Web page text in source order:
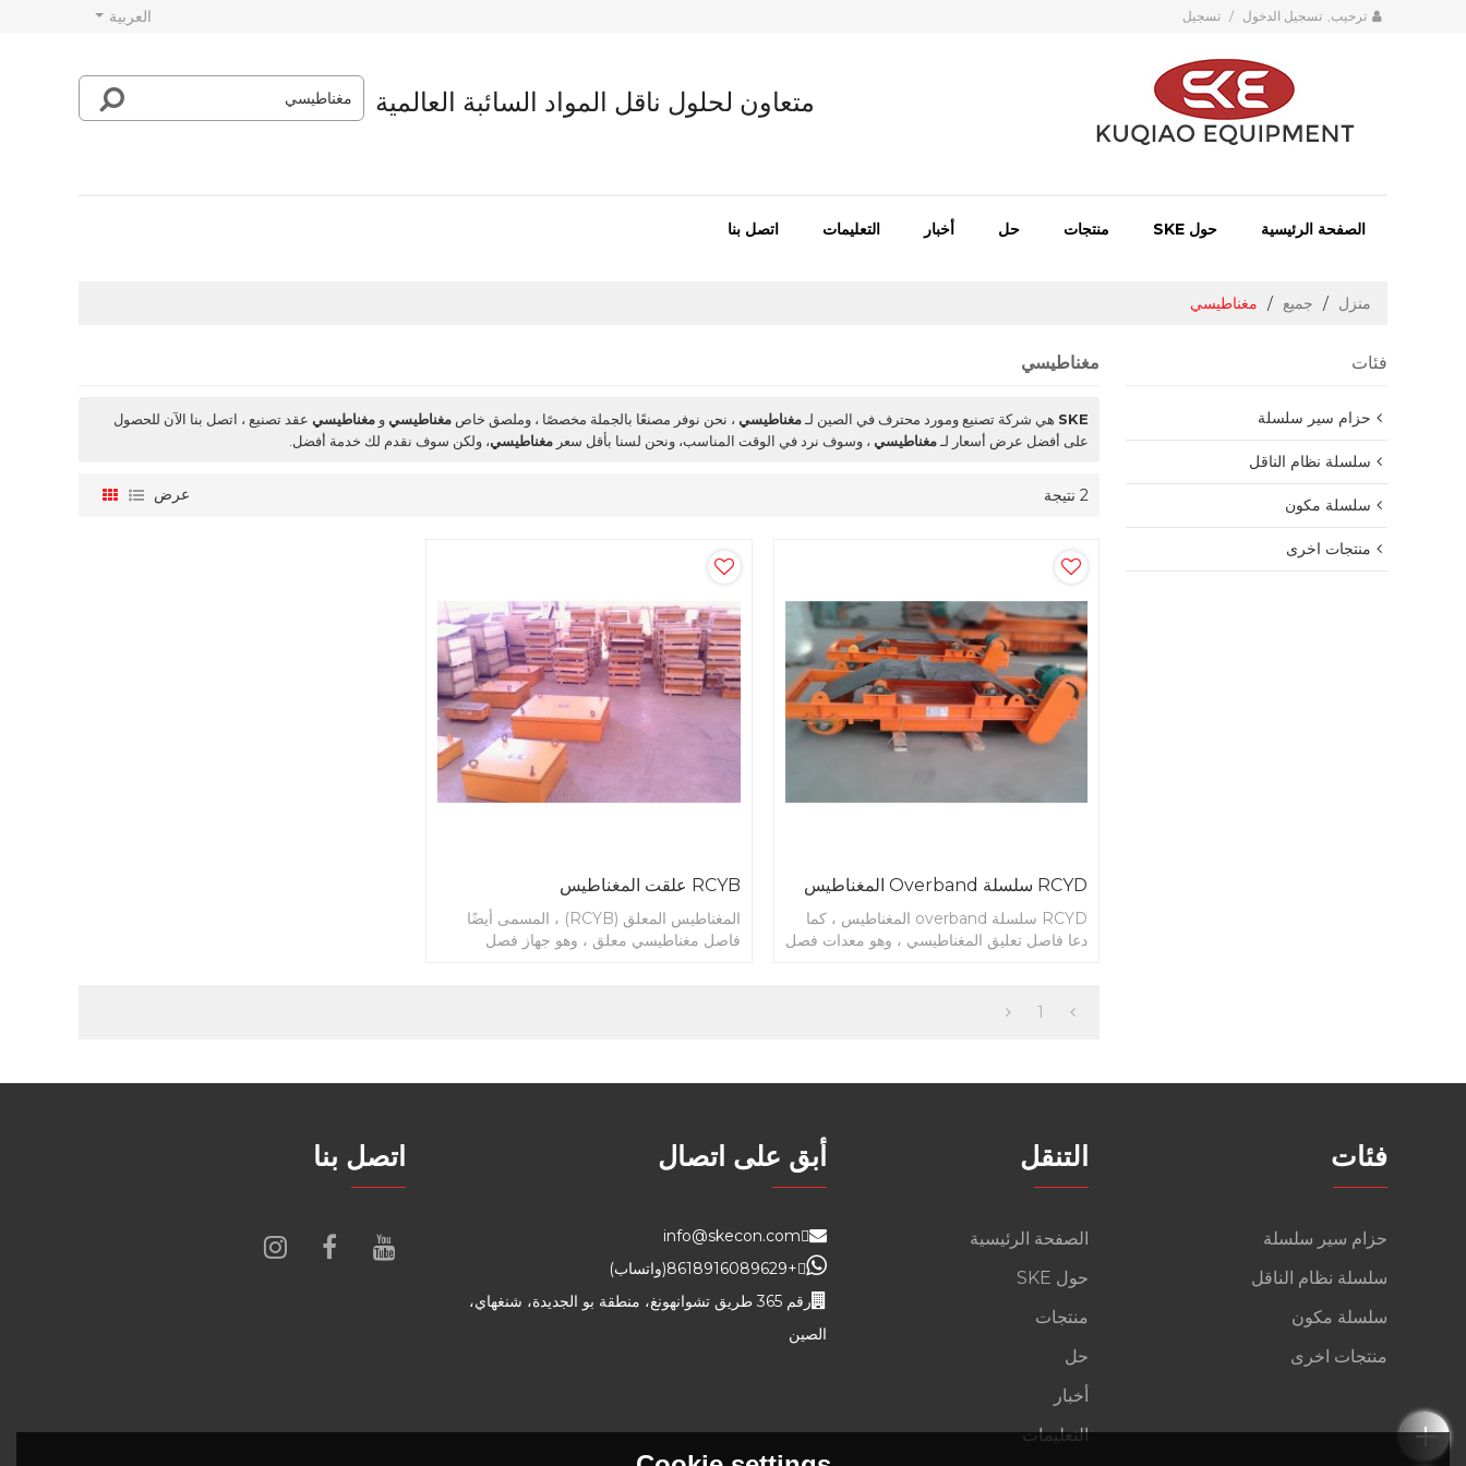
ترحيب, تسجيل الدخول / تسجيل العربية
متعاون لحلول ناقل المواد السائبة العالمية
الصفحة الرئيسية حول SKE منتجات حل أخبار التعليمات اتصل بنا
منزل / جميع / مغناطيسي
فئات
حزام سير سلسلة
سلسلة نظام الناقل
سلسلة مكون
منتجات اخرى
مغناطيسي
SKE هي شركة تصنيع ومورد محترف في الصين لـمغناطيسي ، نحن نوفر مصنعًا بالجملة مخصصًا ، وملصق خاص مغناطيسي و مغناطيسي عقد تصنيع ، اتصل بنا الآن للحصول
على أفضل عرض أسعار لـمغناطيسي ، وسوف نرد في الوقت المناسب، ونحن لسنا بأقل سعر مغناطيسي، ولكن سوف نقدم لك خدمة أفضل.
2 نتيجة عرض
RCYD سلسلة Overband المغناطيس
RCYD سلسلة overband المغناطيس ، كما
دعا فاصل تعليق المغناطيسي ، وهو معدات فصل
RCYB علقت المغناطيس
المغناطيس المعلق (RCYB) ، المسمى أيضًا
فاصل مغناطيسي معلق ، وهو جهاز فصل
1
فئات
حزام سير سلسلة
سلسلة نظام الناقل
سلسلة مكون
منتجات اخرى
التنقل
الصفحة الرئيسية
حول SKE
منتجات
حل
أخبار
التعليمات
أبق على اتصال
info@skecon.com
+8618916089629
(واتساب)
رقم 365 طريق تشوانهونغ، منطقة بو الجديدة، شنغهاي،
الصين
اتصل بنا